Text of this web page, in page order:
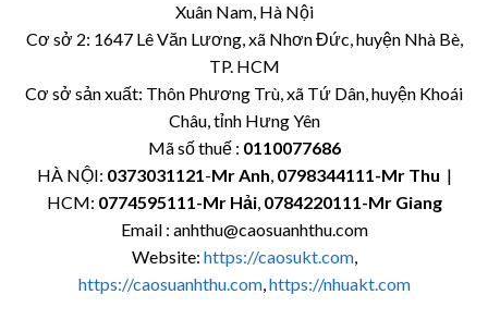
Xuân Nam, Hà Nội
Cơ sở 2: 1647 Lê Văn Lương, xã Nhơn Đức, huyện Nhà Bè,
TP. HCM
Cơ sở sản xuất: Thôn Phương Trù, xã Tứ Dân, huyện Khoái
Châu, tỉnh Hưng Yên
Mã số thuế : 0110077686
HÀ NỘI: 0373031121-Mr Anh, 0798344111-Mr Thu |
HCM: 0774595111-Mr Hải, 0784220111-Mr Giang
Email : anhthu@caosuanhthu.com
Website: https://caosukt.com,
https://caosuanhthu.com,https://nhuakt.com